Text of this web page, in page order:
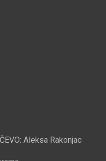
Aleksa Rakonjac